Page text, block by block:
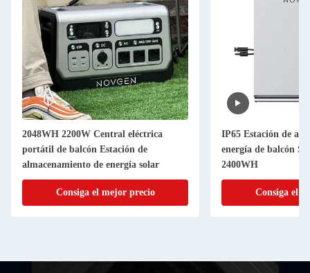
2048WH 2200W Central eléctrica
portátil de balcón Estación de
almacenamiento de energía solar
Consiga el mejor precio
IP65 Estación de
energía de balcón
2400WH
Consiga el